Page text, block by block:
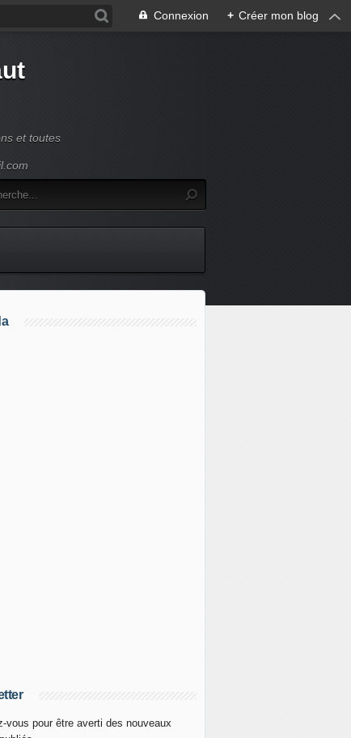
Connexion + Créer mon blog
et toutes
vous pour être averti des nouveaux